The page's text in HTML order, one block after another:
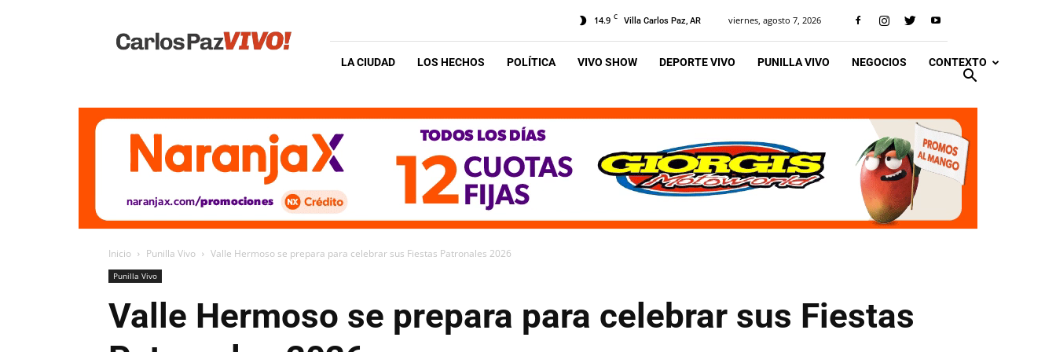
Vivo
14.9 C Villa Carlos Paz, AR viernes, agosto 7, 2026
LA CIUDAD LOS HECHOS POLÍTICA VIVO SHOW DEPORTE VIVO PUNILLA VIVO NEGOCIOS CONTEXTO
Inicio Punilla Vivo Valle Hermoso se prepara para celebrar sus Fiestas Patronales 2026
Punilla Vivo
Valle Hermoso se prepara para celebrar sus Fiestas